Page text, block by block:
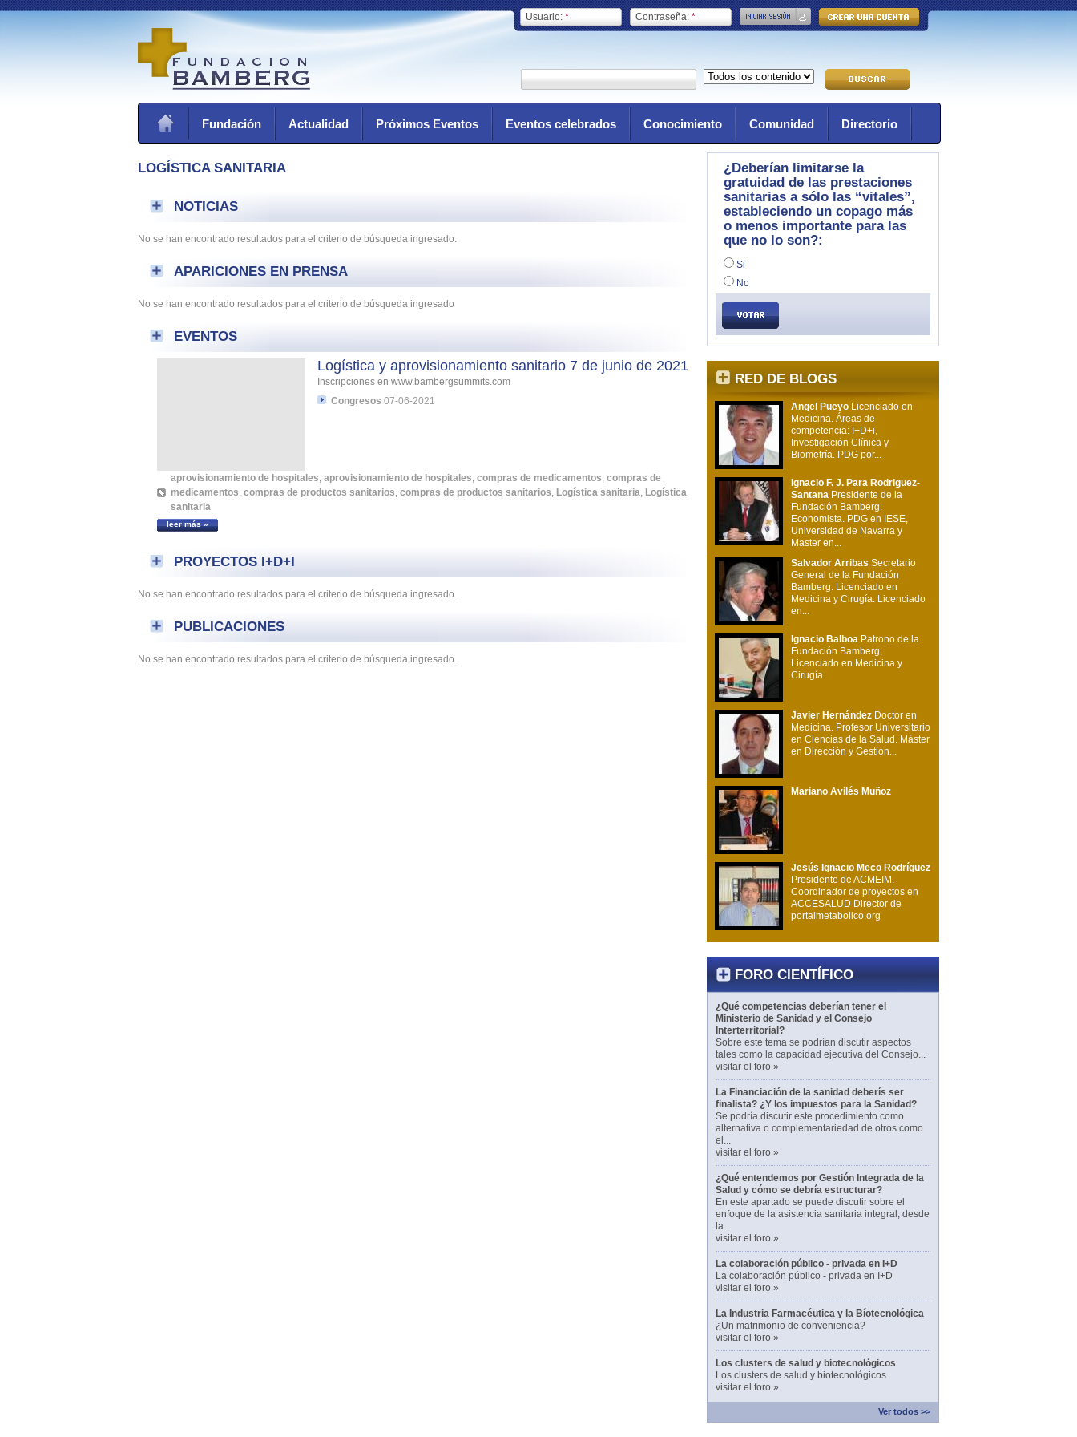
Usuario: * Contraseña: *
Fundación Actualidad Próximos Eventos Eventos celebrados Conocimiento Comunidad Directorio
¿Deberían limitarse la
gratuidad de las prestaciones
sanitarias a sólo las “vitales”,
estableciendo un copago más
o menos importante para las
que no lo son?:
Si
No
RED DE BLOGS
Angel Pueyo Licenciado en
Medicina. Áreas de
competencia: I+D+i,
Investigación Clínica y
Biometría. PDG por...
Ignacio F. J. Para Rodriguez-
Santana Presidente de la
Fundación Bamberg.
Economista. PDG en IESE,
Universidad de Navarra y
Master en...
Salvador Arribas Secretario
General de la Fundación
Bamberg. Licenciado en
Medicina y Cirugía. Licenciado
en...
Ignacio Balboa Patrono de la
Fundación Bamberg,
Licenciado en Medicina y
Cirugía
Javier Hernández Doctor en
Medicina. Profesor Universitario
en Ciencias de la Salud. Máster
en Dirección y Gestión...
Mariano Avilés Muñoz
Jesús Ignacio Meco Rodríguez
Presidente de ACMEIM.
Coordinador de proyectos en
ACCESALUD Director de
portalmetabolico.org
FORO CIENTÍFICO
¿Qué competencias deberían tener el
Ministerio de Sanidad y el Consejo
Interterritorial?
Sobre este tema se podrían discutir aspectos
tales como la capacidad ejecutiva del Consejo...
visitar el foro »
La Financiación de la sanidad deberís ser
finalista? ¿Y los impuestos para la Sanidad?
Se podría discutir este procedimiento como
alternativa o complementariedad de otros como
el...
visitar el foro »
¿Qué entendemos por Gestión Integrada de la
Salud y cómo se debría estructurar?
En este apartado se puede discutir sobre el
enfoque de la asistencia sanitaria integral, desde
la...
visitar el foro »
La colaboración público - privada en I+D
La colaboración público - privada en I+D
visitar el foro »
La Industria Farmacéutica y la Bíotecnológica
¿Un matrimonio de conveniencia?
visitar el foro »
Los clusters de salud y biotecnológicos
Los clusters de salud y biotecnológicos
visitar el foro »
Ver todos >>
LOGÍSTICA SANITARIA
NOTICIAS
No se han encontrado resultados para el criterio de búsqueda ingresado.
APARICIONES EN PRENSA
No se han encontrado resultados para el criterio de búsqueda ingresado
EVENTOS
Logística y aprovisionamiento sanitario 7 de junio de 2021
Inscripciones en www.bambergsummits.com
Congresos 07-06-2021
aprovisionamiento de hospitales, aprovisionamiento de hospitales, compras de medicamentos, compras de
medicamentos, compras de productos sanitarios, compras de productos sanitarios, Logística sanitaria, Logística
sanitaria
leer más »
PROYECTOS I+D+I
No se han encontrado resultados para el criterio de búsqueda ingresado.
PUBLICACIONES
No se han encontrado resultados para el criterio de búsqueda ingresado.